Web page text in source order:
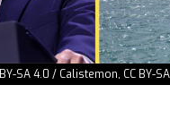
SA 4.0 / Calistemon, CC BY-